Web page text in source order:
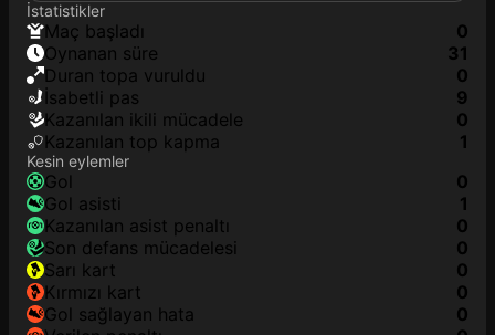
İstatistikler
maç başladı
0
oynanan süre
31
duran topa vuruldu
0
isabetli pas
9
kazanılan ikili mücadele
0
kazanılan top kapma
1
Kesin eylemler
gol
0
gol asisti
1
kazanılan asist penaltı
0
son defans mücadelesi
0
sarı kart
0
kırmızı kart
0
gol sağlayan hata
0